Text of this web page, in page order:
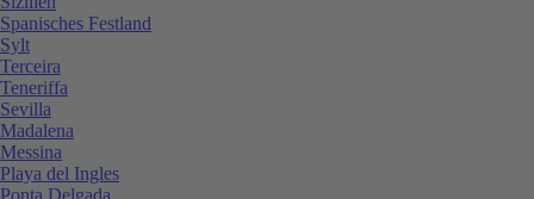
Spanisches Festland
Sylt
Terceira
Teneriffa
Sevilla
Madalena
Messina
Playa del Ingles
Ponta Delgada